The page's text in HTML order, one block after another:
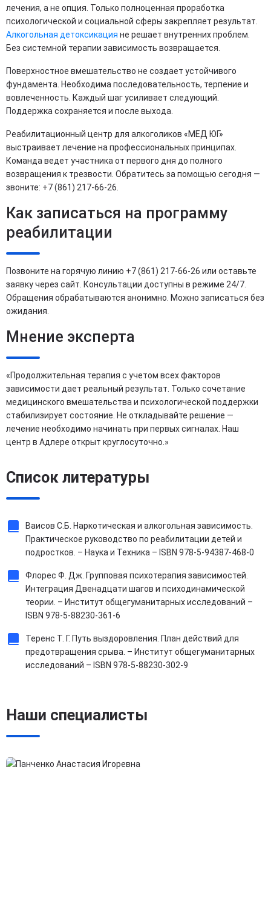
лечения, а не опция. Только полноценная проработка
психологической и социальной сферы закрепляет результат.
Алкогольная детоксикация не решает внутренних проблем.
Без системной терапии зависимость возвращается.
Поверхностное вмешательство не создает устойчивого
фундамента. Необходима последовательность, терпение и
вовлеченность. Каждый шаг усиливает следующий.
Поддержка сохраняется и после выхода.
Реабилитационный центр для алкоголиков «МЕД ЮГ»
выстраивает лечение на профессиональных принципах.
Команда ведет участника от первого дня до полного
возвращения к трезвости. Обратитесь за помощью сегодня —
звоните: +7 (861) 217-66-26.
Как записаться на программу
реабилитации
Позвоните на горячую линию +7 (861) 217-66-26 или оставьте
заявку через сайт. Консультации доступны в режиме 24/7.
Обращения обрабатываются анонимно. Можно записаться без
ожидания.
Мнение эксперта
«Продолжительная терапия с учетом всех факторов
зависимости дает реальный результат. Только сочетание
медицинского вмешательства и психологической поддержки
стабилизирует состояние. Не откладывайте решение —
лечение необходимо начинать при первых сигналах. Наш
центр в Адлере открыт круглосуточно.»
Список литературы
Ваисов С.Б. Наркотическая и алкогольная зависимость.
Практическое руководство по реабилитации детей и
подростков. – Наука и Техника – ISBN 978-5-94387-468-0
Флорес Ф. Дж. Групповая психотерапия зависимостей.
Интеграция Двенадцати шагов и психодинамической
теории. – Институт общегуманитарных исследований –
ISBN 978-5-88230-361-6
Теренс Т. Г. Путь выздоровления. План действий для
предотвращения срыва. – Институт общегуманитарных
исследований – ISBN 978-5-88230-302-9
Наши специалисты